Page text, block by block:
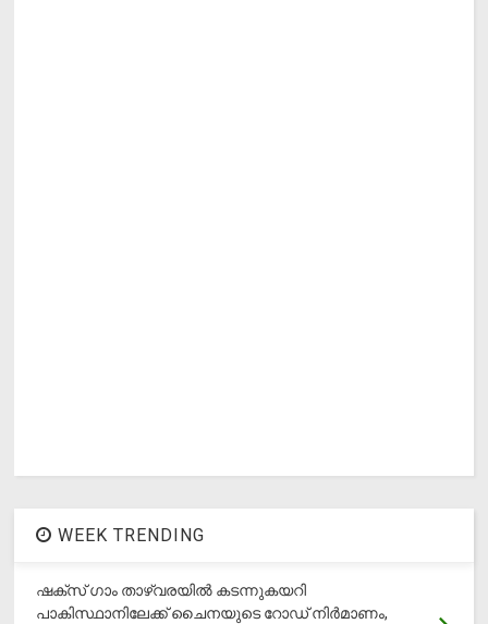
WEEK TRENDING
ഷക്സ് ​ഗാം താഴ്‌വരയിൽ കടന്നുകയറി
പാകിസ്ഥാനിലേക്ക് ചൈനയുടെ റോഡ് നിർമാണം,